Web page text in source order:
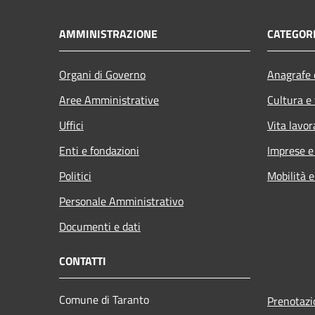
AMMINISTRAZIONE
Organi di Governo
Aree Amministrative
Uffici
Enti e fondazioni
Politici
Personale Amministrativo
Documenti e dati
Cultura
Vita
Imprese
Mobilità
CONTATTI
Comune di Taranto